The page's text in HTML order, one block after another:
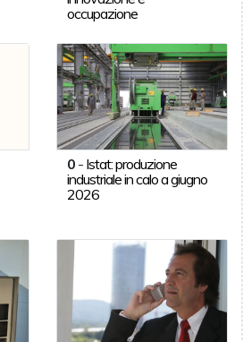
occupazione
0 - Istat: produzione
industriale in calo a giugno
2026